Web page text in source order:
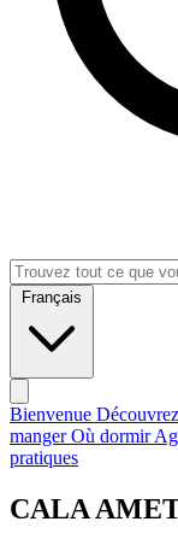
Français
Bienvenue Découvrez
mangerOù dormir
pratiques
CALA